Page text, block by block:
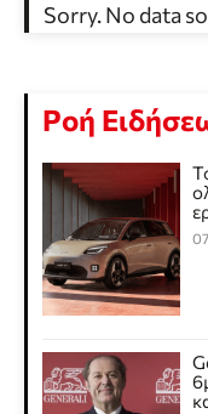
Sorry. No data
Ροή